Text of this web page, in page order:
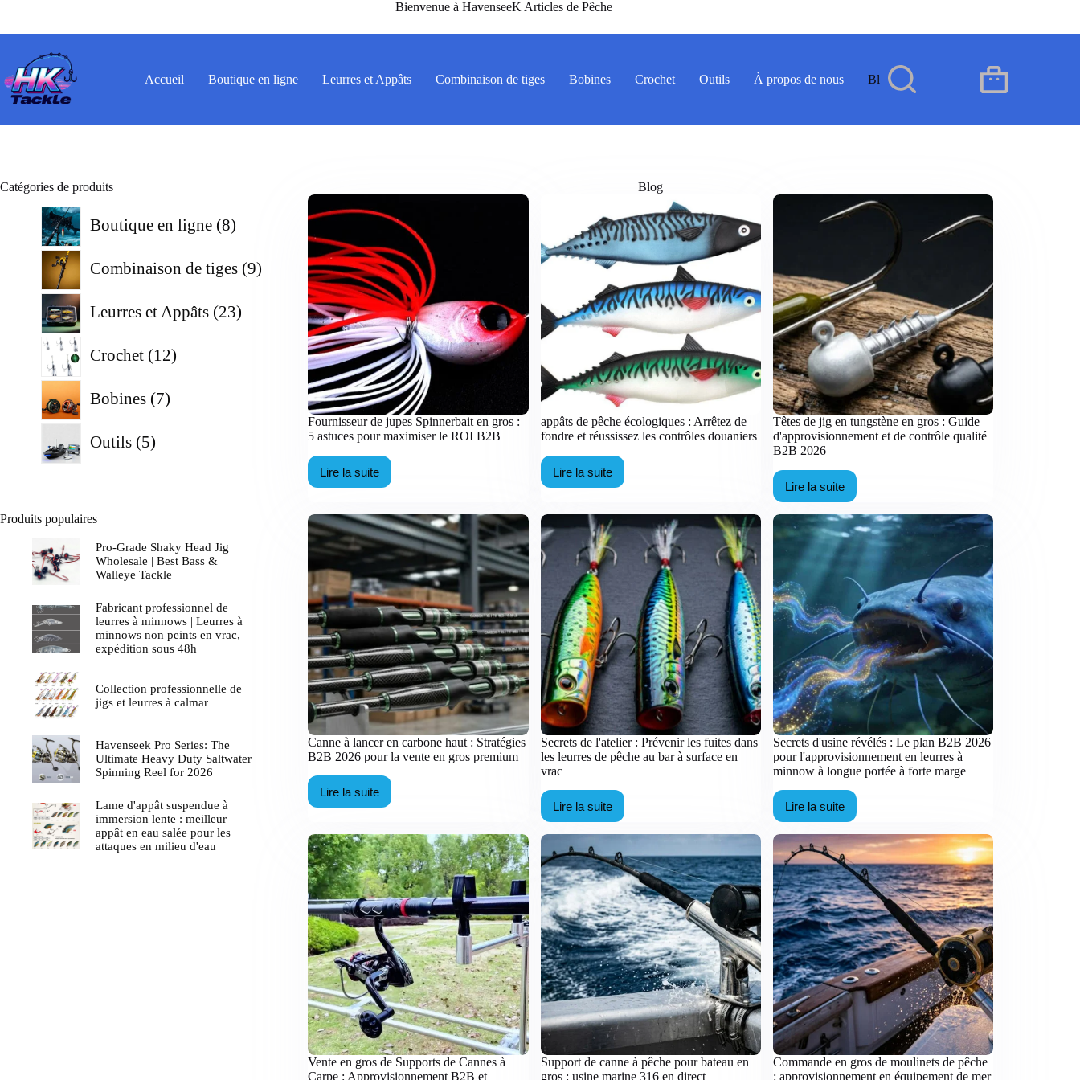
contenu
Bienvenue à HavenseeK Articles de Pêche
Accueil Boutique en ligne Leurres et Appâts Combinaison de tiges Bobines Crochet Outils À propos de nous Blog ContactPanier
Blog
Fournisseur de jupes Spinnerbait en gros :
5 astuces pour maximiser le ROI B2B
Lire la suite
Fournisseur
de
Spinnerbait
en
gros
5
astuces
pour
maximiser
le
ROI
B2B
appâts de pêche écologiques : Arrêtez de
fondre et réussissez les contrôles douaniers
Lire la suite
appâts
de
écologiques
:
Arrêtez
de
fondre
et
réussissez
les
contrôles
douaniers
Têtes de jig en tungstène en gros : Guide
d'approvisionnement et de contrôle qualité
B2B 2026
Lire la suite
Têtes
de
jig
en
tungstène
gros
Guide
d'approvisionnement
et
de
contrôle
qualité
B2B
2026
Canne à lancer en carbone haut : Stratégies
B2B 2026 pour la vente en gros premium
Lire la suite
Canne
à
en
carbone
haut
:
Stratégies
B2B
2026
pour
la
vente
en
gros
premium
Secrets de l'atelier : Prévenir les fuites dans
les leurres de pêche au bar à surface en
vrac
Lire la suite
Secrets
de
:
Prévenir
les
fuites
dans
les
leurres
de
pêche
au
bar
à
surface
en
vrac
Secrets d'usine révélés : Le plan B2B 2026
pour l'approvisionnement en leurres à
minnow à longue portée à forte marge
Lire la suite
Secrets
d'usine
révélés
:
Le
plan
B2B
2026
pour
l'approvisionnement
en
leurres
à
minnow
à
longue
portée
à
forte
marge
Vente en gros de Supports de Cannes à
Carpe : Approvisionnement B2B et
Support de canne à pêche pour bateau en
gros : usine marine 316 en direct
Commande en gros de moulinets de pêche
: approvisionnement en équipement de mer
Catégories de produits
Boutique en ligne 8
8
produits
Combinaison de tiges 9
9
produits
Leurres et Appâts 23
23
produits
Crochet 12
12
produits
Bobines 7
7
produits
Outils 5
5
produits
Produits populaires
Pro-Grade Shaky Head Jig
Wholesale | Best Bass &
Walleye Tackle
Fabricant professionnel de
leurres à minnows | Leurres à
minnows non peints en vrac,
expédition sous 48h
Collection professionnelle de
jigs et leurres à calmar
Havenseek Pro Series: The
Ultimate Heavy Duty Saltwater
Spinning Reel for 2026
Lame d'appât suspendue à
immersion lente : meilleur
appât en eau salée pour les
attaques en milieu d'eau